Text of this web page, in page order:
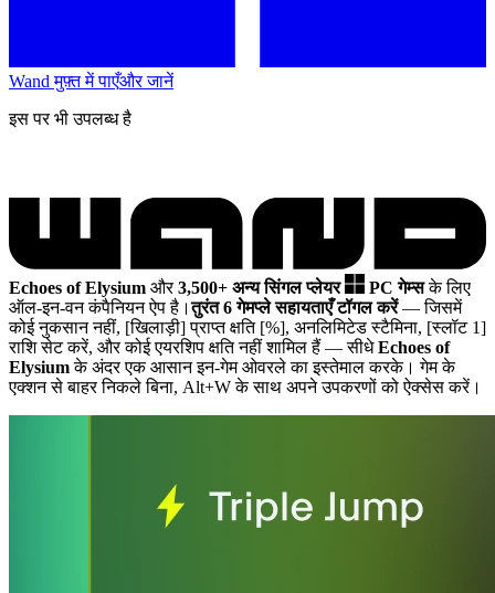
Wand मुफ़्त में पाएँऔर जानें
इस पर भी उपलब्ध है
Echoes of Elysium और3,500+ अन्य सिंगल प्लेयर PC गेम्सके लिए
ऑल-इन-वन कंपैनियन ऐप है।तुरंत 6 गेमप्ले सहायताएँ टॉगल करें— जिसमें
कोई नुकसान नहीं, [खिलाड़ी] प्राप्त क्षति [%], अनलिमिटेड स्टैमिना, [स्लॉट 1]
राशि सेट करें, और कोई एयरशिप क्षति नहीं शामिल हैं — सीधेEchoes of
Elysiumके अंदर एक आसान इन-गेम ओवरले का इस्तेमाल करके। गेम के
एक्शन से बाहर निकले बिना, Alt+W के साथ अपने उपकरणों को ऐक्सेस करें।